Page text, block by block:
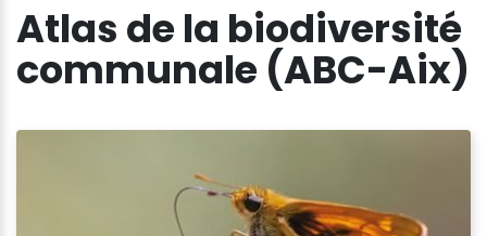
Atlas de la biodiversité
communale (ABC-Aix)